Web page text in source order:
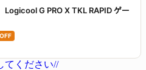
Logicool G PRO X TKL RAPID ゲー
てください//